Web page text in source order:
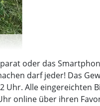
oder das
darf jeder! Das
Uhr. Alle eingereichten
online über ihren